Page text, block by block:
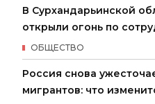
В Сурхандарьинской
открыли огонь по
ОБЩЕСТВО
Россия снова
мигрантов: что